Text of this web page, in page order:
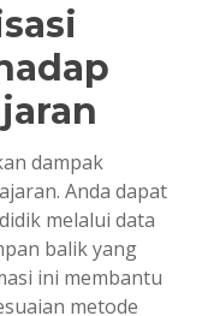
dampak
Anda dapat
melalui data
balik yang
ini membantu
metode